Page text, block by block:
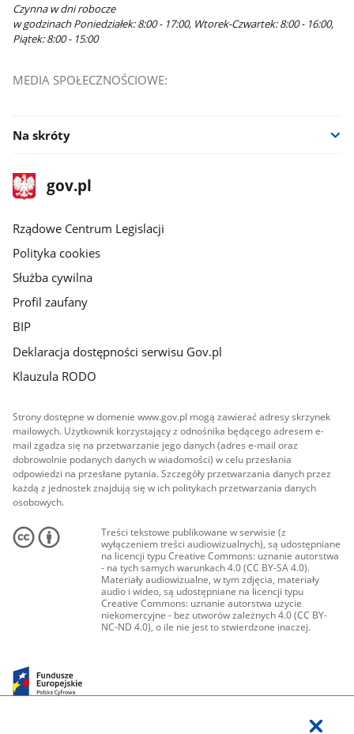
Czynna w dni robocze
w godzinach Poniedziałek: 8:00 - 17:00, Wtorek-Czwartek: 8:00 - 16:00,
Piątek: 8:00 - 15:00
MEDIA SPOŁECZNOŚCIOWE:
Na skróty
stopka
gov.plStrona
gov.pl
Rządowe Centrum Legislacji
Polityka cookies
Służba cywilna
Profil zaufany
BIP
Deklaracja dostępności serwisu Gov.pl
Klauzula RODO
Strony dostępne w domenie www.gov.pl mogą zawierać adresy skrzynek
mailowych. Użytkownik korzystający z odnośnika będącego adresem e-
mail zgadza się na przetwarzanie jego danych (adres e-mail oraz
dobrowolnie podanych danych w wiadomości) w celu przesłania
odpowiedzi na przesłane pytania. Szczegóły przetwarzania danych przez
każdą z jednostek znajdują się w ich politykach przetwarzania danych
osobowych.
Treści tekstowe publikowane w serwisie (z
wyłączeniem treści audiowizualnych), są udostępniane
na licencji typu Creative Commons: uznanie autorstwa
- na tych samych warunkach 4.0 (CC BY-SA 4.0).
Materiały audiowizualne, w tym zdjęcia, materiały
audio i wideo, są udostępniane na licencji typu
Creative Commons: uznanie autorstwa użycie
niekomercyjne - bez utworów zależnych 4.0 (CC BY-
NC-ND 4.0), o ile nie jest to stwierdzone inaczej.